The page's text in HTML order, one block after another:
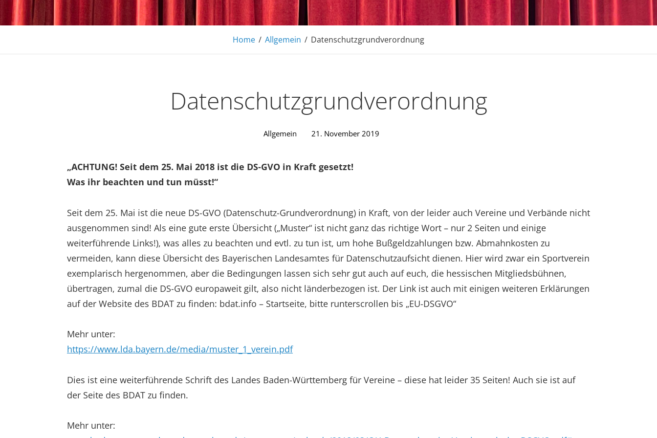
Home / Allgemein / Datenschutzgrundverordnung
Datenschutzgrundverordnung
Allgemein 21. November 2019
„ACHTUNG! Seit dem 25. Mai 2018 ist die DS-GVO in Kraft gesetzt!
Was ihr beachten und tun müsst!“
Seit dem 25. Mai ist die neue DS-GVO (Datenschutz-Grundverordnung) in Kraft, von der leider auch Vereine und Verbände nicht
ausgenommen sind! Als eine gute erste Übersicht („Muster“ ist nicht ganz das richtige Wort – nur 2 Seiten und einige
weiterführende Links!), was alles zu beachten und evtl. zu tun ist, um hohe Bußgeldzahlungen bzw. Abmahnkosten zu
vermeiden, kann diese Übersicht des Bayerischen Landesamtes für Datenschutzaufsicht dienen. Hier wird zwar ein Sportverein
exemplarisch hergenommen, aber die Bedingungen lassen sich sehr gut auch auf euch, die hessischen Mitgliedsbühnen,
übertragen, zumal die DS-GVO europaweit gilt, also nicht länderbezogen ist. Der Link ist auch mit einigen weiteren Erklärungen
auf der Website des BDAT zu finden: bdat.info – Startseite, bitte runterscrollen bis „EU-DSGVO“
Mehr unter:
https://www.lda.bayern.de/media/muster_1_verein.pdf
Dies ist eine weiterführende Schrift des Landes Baden-Württemberg für Vereine – diese hat leider 35 Seiten! Auch sie ist auf
der Seite des BDAT zu finden.
Mehr unter: